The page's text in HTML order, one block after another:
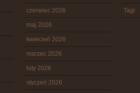
czerwiec 2026
maj 2026
kwiecień 2026
marzec 2026
luty 2026
styczeń 2026
Tagi